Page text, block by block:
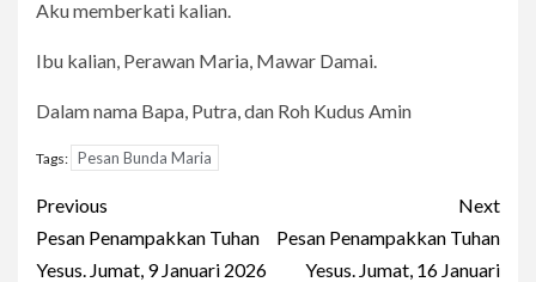
Aku memberkati kalian.
Ibu kalian, Perawan Maria, Mawar Damai.
Dalam nama Bapa, Putra, dan Roh Kudus Amin
Tags: Pesan Bunda Maria
Continue
Reading
Previous
Pesan Penampakkan Tuhan
Yesus. Jumat, 9 Januari 2026
Next
Pesan Penampakkan Tuhan
Yesus. Jumat, 16 Januari